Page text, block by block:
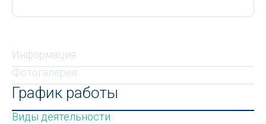
Информация
Фотогалерея
График работы
Виды деятельности